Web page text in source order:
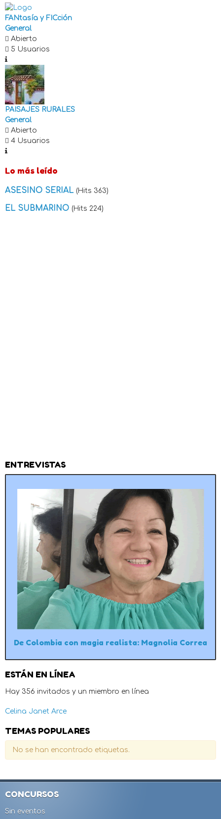
FANtasía y FICción
General
Abierto
5 Usuarios
PAISAJES RURALES
General
Abierto
4 Usuarios
Lo más leído
ASESINO SERIAL (Hits 363)
EL SUBMARINO (Hits 224)
ENTREVISTAS
De Colombia con magia realista: Magnolia Correa
ESTÁN EN LÍNEA
Hay 356 invitados y un miembro en línea
Celina Janet Arce
TEMAS POPULARES
No se han encontrado etiquetas.
CONCURSOS
Sin eventos